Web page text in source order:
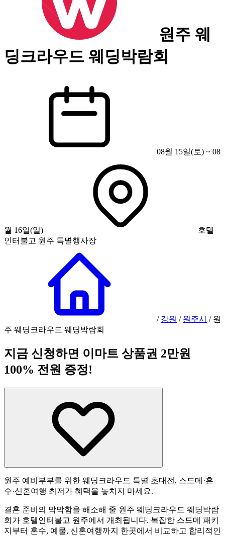
원주 웨
딩크라우드 웨딩박람회
08월 15일(토) ~ 08
월 16일(일)
호텔
인터불고 원주 특별행사장
/ 강원 / 원주시 / 원
주 웨딩크라우드 웨딩박람회
지금 신청하면 이마트 상품권 2만원
100% 전원 증정!
원주 예비부부를 위한 웨딩크라우드 특별 초대전, 스드메·혼
수·신혼여행 최저가 혜택을 놓치지 마세요.
결혼 준비의 막막함을 해소해 줄 원주 웨딩크라우드 웨딩박람
회가 호텔인터불고 원주에서 개최됩니다. 복잡한 스드메 패키
지부터 혼수, 예물, 신혼여행까지 한곳에서 비교하고 합리적인